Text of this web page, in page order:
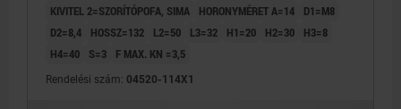
KIVITEL 2=SZORÍTÓPOFA, SIMA
HORONYMÉRET A=14
D1=M8
D2=8,4
HOSSZ=132 L2=50 L3=32 H1=20 H2=30
H3=8
H4=40
S=3 F MAX. KN =3,5
Rendelési szám: 04520-114X1